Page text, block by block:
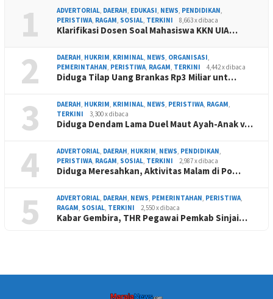
1 ADVERTORIAL, DAERAH, EDUKASI, NEWS, PENDIDIKAN,
PERISTIWA, RAGAM, SOSIAL, TERKINI 8,663 x dibaca
Klarifikasi Dosen Soal Mahasiswa KKN UIA…
2 DAERAH, HUKRIM, KRIMINAL, NEWS, ORGANISASI,
PEMERINTAHAN, PERISTIWA, RAGAM, TERKINI 4,442 x dibaca
Diduga Tilap Uang Brankas Rp3 Miliar unt…
3 DAERAH, HUKRIM, KRIMINAL, NEWS, PERISTIWA, RAGAM,
TERKINI
3,300 x dibaca
Diduga Dendam Lama Duel Maut Ayah-Anak v…
4 ADVERTORIAL, DAERAH, HUKRIM, NEWS, PENDIDIKAN,
PERISTIWA, RAGAM, SOSIAL, TERKINI 2,987 x dibaca
Diduga Meresahkan, Aktivitas Malam di Po…
5 ADVERTORIAL, DAERAH, NEWS, PEMERINTAHAN, PERISTIWA,
RAGAM, SOSIAL, TERKINI 2,550 x dibaca
Kabar Gembira, THR Pegawai Pemkab Sinjai…